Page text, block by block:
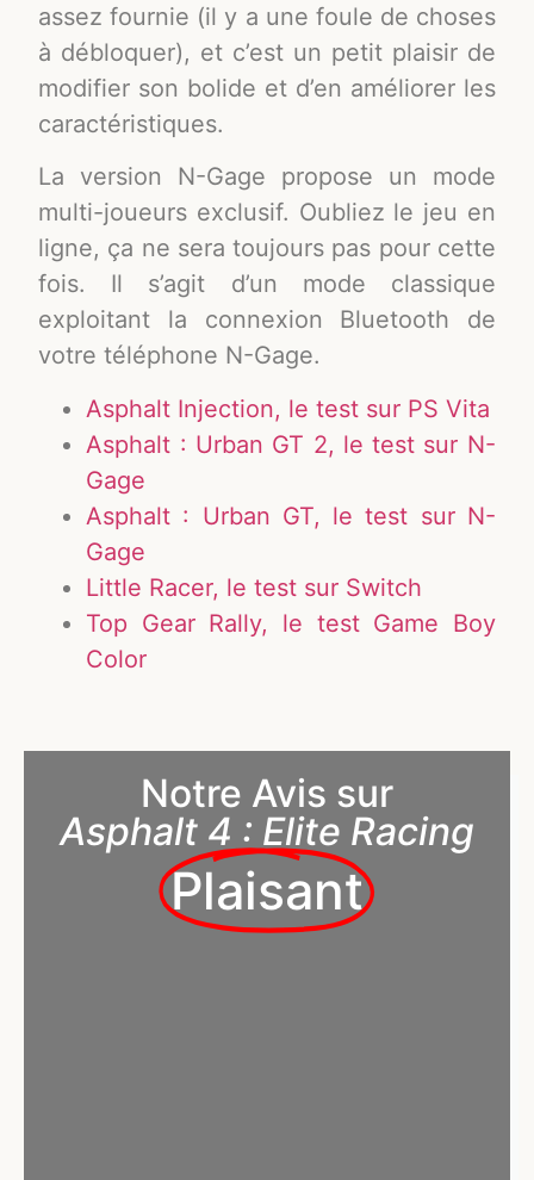
assez fournie (il y a une foule de choses
à débloquer), et c’est un petit plaisir de
modifier son bolide et d’en améliorer les
caractéristiques.
La version N-Gage propose un mode
multi-joueurs exclusif. Oubliez le jeu en
ligne, ça ne sera toujours pas pour cette
fois. Il s’agit d’un mode classique
exploitant la connexion Bluetooth de
votre téléphone N-Gage.
Asphalt Injection, le test sur PS Vita
Asphalt : Urban GT 2, le test sur N-
Gage
Asphalt : Urban GT, le test sur N-
Gage
Little Racer, le test sur Switch
Top Gear Rally, le test Game Boy
Color
Notre Avis sur
Asphalt 4 : Elite Racing
Plaisant